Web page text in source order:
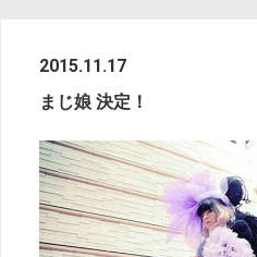
2015.11.17
まじ娘 決定！